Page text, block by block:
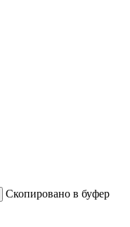
Скопировано в буфер